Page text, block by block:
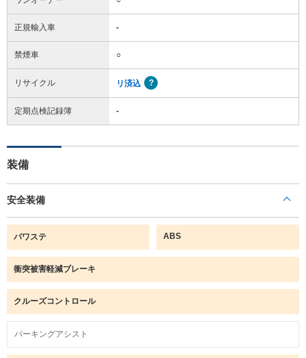
正規輸入車 -
禁煙車 ○
リサイクル リ済込
定期点検記録簿 -
装備
安全装備
パワステ ABS
衝突被害軽減ブレーキ
クルーズコントロール
パーキングアシスト